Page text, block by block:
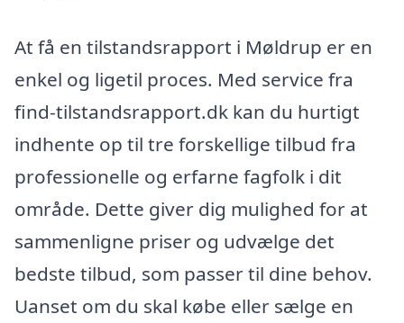
At få en tilstandsrapport i Møldrup er en
enkel og ligetil proces. Med service fra
find-tilstandsrapport.dk kan du hurtigt
indhente op til tre forskellige tilbud fra
professionelle og erfarne fagfolk i dit
område. Dette giver dig mulighed for at
sammenligne priser og udvælge det
bedste tilbud, som passer til dine behov.
Uanset om du skal købe eller sælge en